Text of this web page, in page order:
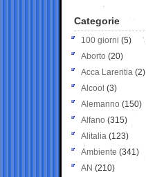
Categorie
100 giorni (5)
Aborto (20)
Acca Larentia (2)
Alcool (3)
Alemanno (150)
Alfano (315)
Alitalia (123)
Ambiente (341)
AN (210)